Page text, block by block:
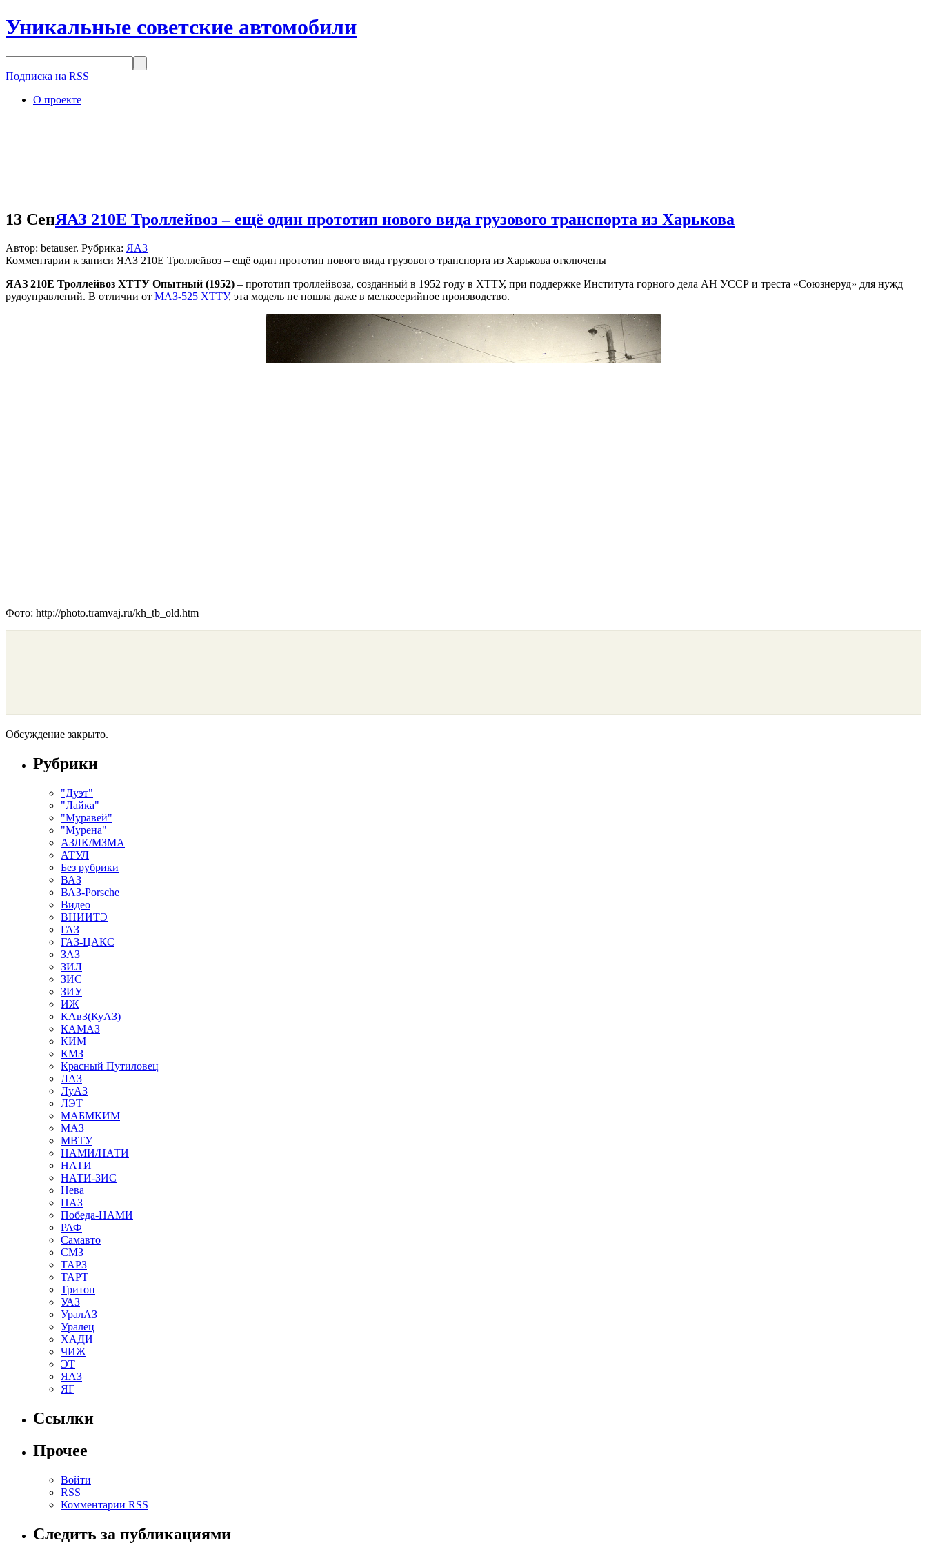
Уникальные советские автомобили
Подписка на RSS
О проекте
13 СенЯАЗ 210Е Троллейвоз – ещё один прототип нового вида грузового транспорта из Харькова
Автор: betauser. Рубрика: ЯАЗ
Комментарии к записи ЯАЗ 210Е Троллейвоз – ещё один прототип нового вида грузового транспорта из Харькова отключены
ЯАЗ 210Е Троллейвоз ХТТУ Опытный (1952) – прототип троллейвоза, созданный в 1952 году в ХТТУ, при поддержке Института горного дела АН УССР и треста «Союзнеруд» для нужд
рудоуправлений. В отличии от МАЗ-525 ХТТУ, эта модель не пошла даже в мелкосерийное производство.
Фото: http://photo.tramvaj.ru/kh_tb_old.htm
Обсуждение закрыто.
Рубрики
"Дуэт"
"Лайка"
"Муравей"
"Мурена"
АЗЛК/МЗМА
АТУЛ
Без рубрики
ВАЗ
ВАЗ-Porsche
Видео
ВНИИТЭ
ГАЗ
ГАЗ-ЦАКС
ЗАЗ
ЗИЛ
ЗИС
ЗИУ
ИЖ
КАвЗ(КуАЗ)
КАМАЗ
КИМ
КМЗ
Красный Путиловец
ЛАЗ
ЛуАЗ
ЛЭТ
МАБМКИМ
МАЗ
МВТУ
НАМИ/НАТИ
НАТИ
НАТИ-ЗИС
Нева
ПАЗ
Победа-НАМИ
РАФ
Самавто
СМЗ
ТАРЗ
ТАРТ
Тритон
УАЗ
УралАЗ
Уралец
ХАДИ
ЧИЖ
ЭТ
ЯАЗ
ЯГ
Ссылки
Прочее
Войти
RSS
Комментарии RSS
Следить за публикациями